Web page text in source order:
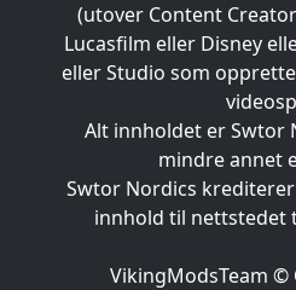
(utover Content
Lucasfilm eller Disney
eller Studio som
Alt innholdet er Swtor
mindre annet
Swtor Nordics
innhold til nettstedet
VikingModsTeam ©